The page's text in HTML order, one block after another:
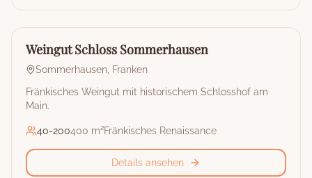
🏰
Weingut
Weingut Schloss Sommerhausen
Sommerhausen Franken
Fränkisches Weingut mit historischem Schlosshof am
Main.
40-200400 m²Fränkisches Renaissance
Details ansehen